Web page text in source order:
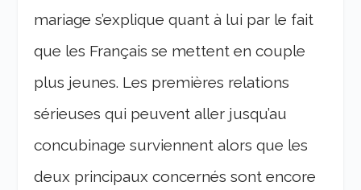
mariage s’explique quant à lui par le fait
que les Français se mettent en couple
plus jeunes. Les premières relations
sérieuses qui peuvent aller jusqu’au
concubinage surviennent alors que les
deux principaux concernés sont encore